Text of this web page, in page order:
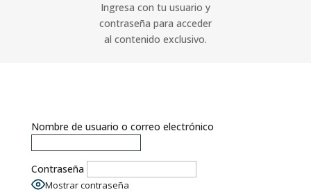
Ingresa con tu usuario y
contraseña para acceder
al contenido exclusivo.
Nombre de usuario o correo electrónico
Contraseña
Mostrar contraseña